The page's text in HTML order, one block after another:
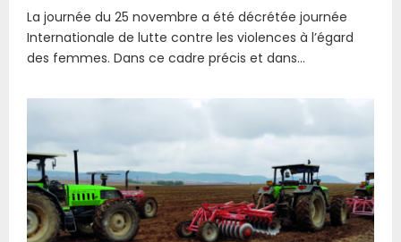
La journée du 25 novembre a été décrétée journée
Internationale de lutte contre les violences à l’égard
des femmes. Dans ce cadre précis et dans...